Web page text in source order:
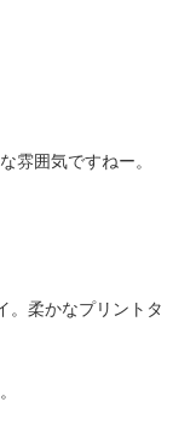
雰囲気ですねー。
。柔かなプリントタ